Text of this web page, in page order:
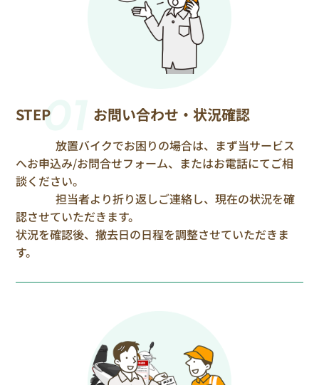
STEP01
お問い合わせ・状況確認
放置バイクでお困りの場合は、まず当サービス
へお申込み/お問合せフォーム、またはお電話にてご相
談ください。
担当者より折り返しご連絡し、現在の状況を確
認させていただきます。
状況を確認後、撤去日の日程を調整させていただきま
す。